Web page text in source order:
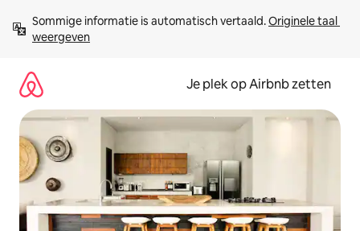
direct
naar
Sommige informatie is automatisch vertaald. Originele taal
weergeven
Je plek op Airbnb zetten